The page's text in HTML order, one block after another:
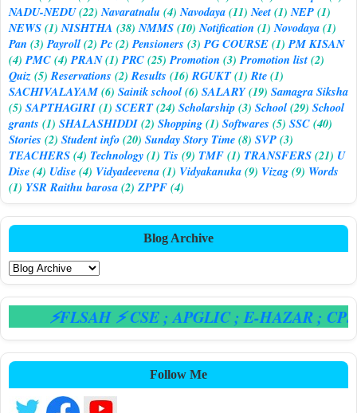
NADU-NEDU(22) Navaratnalu (4) Navodaya(11) Neet(1) NEP(1)
NEWS(1) NISHTHA (38) NMMS(10) Notification (1) Novodaya(1)
Pan (3) Payroll(2) Pc(2) Pensioners (3) PG COURSE(1) PM KISAN
(4) PMC(4) PRAN(1) PRC(25) Promotion (3) Promotion list(2)
Quiz(5) Reservations (2) Results (16) RGUKT(1) Rte(1)
SACHIVALAYAM(6) Sainik school(6) SALARY(19) Samagra Siksha
(5) SAPTHAGIRI(1) SCERT(24) Scholarship(3) School(29) School
grants (1) SHALASHIDDI(2) Shopping(1) Softwares (5) SSC(40)
Stories (2) Student info(20) Sunday Story Time(8) SVP(3)
TEACHERS(4) Technology(1) Tis (9) TMF(1) TRANSFERS(21) U
Dise(4) Udise(4) Vidyadeevena(1) Vidyakanuka(9) Vizag(9) Words
(1) YSR Raithu barosa(2) ZPPF(4)
Blog Archive
⚡FLSAH ⚡ CSE; APGLIC; E-HAZAR; CPS
Follow Me